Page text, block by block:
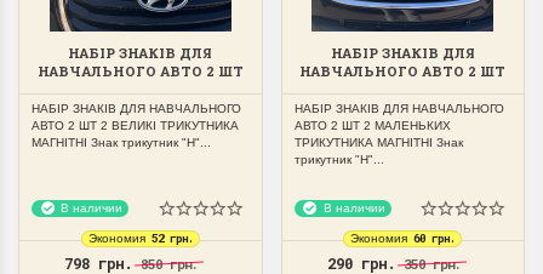
НАБІР ЗНАКІВ ДЛЯ
НАВЧАЛЬНОГО АВТО 2 ШТ
МАГНІТНІ
НАБІР ЗНАКІВ ДЛЯ НАВЧАЛЬНОГО
АВТО 2 ШТ 2 ВЕЛИКІ ТРИКУТНИКА
МАГНІТНІ Знак трикутник "Н"...
В наличии
Экономия 52 грн.
798 грн.850 грн.
НАБІР ЗНАКІВ ДЛЯ
НАВЧАЛЬНОГО АВТО 2 ШТ
ТРИКУТНИКА МАГНІТНІ
НАБІР ЗНАКІВ ДЛЯ НАВЧАЛЬНОГО
АВТО 2 ШТ 2 МАЛЕНЬКИХ
ТРИКУТНИКА МАГНІТНІ Знак
трикутник "Н"...
В наличии
Экономия 60 грн.
290 грн.350 грн.